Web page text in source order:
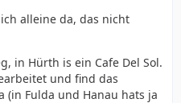
alleine da, das nicht
in Hürth is ein Cafe Del Sol.
und find das
Fulda und Hanau hats ja